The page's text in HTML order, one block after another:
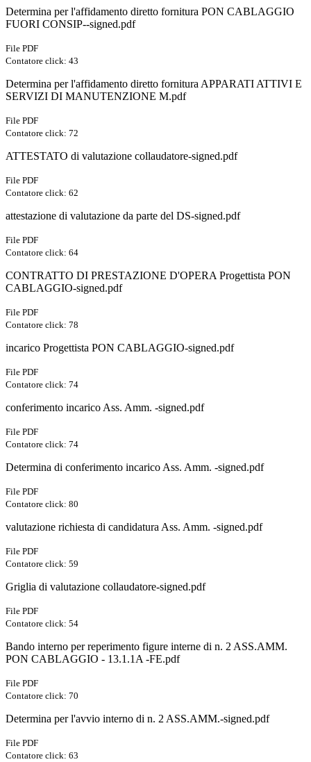
Determina per l'affidamento diretto fornitura PON CABLAGGIO
FUORI CONSIP--signed.pdf
File PDF
Contatore click: 43
Determina per l'affidamento diretto fornitura APPARATI ATTIVI E
SERVIZI DI MANUTENZIONE M.pdf
File PDF
Contatore click: 72
ATTESTATO di valutazione collaudatore-signed.pdf
File PDF
Contatore click: 62
attestazione di valutazione da parte del DS-signed.pdf
File PDF
Contatore click: 64
CONTRATTO DI PRESTAZIONE D'OPERA Progettista PON
CABLAGGIO-signed.pdf
File PDF
Contatore click: 78
incarico Progettista PON CABLAGGIO-signed.pdf
File PDF
Contatore click: 74
conferimento incarico Ass. Amm. -signed.pdf
File PDF
Contatore click: 74
Determina di conferimento incarico Ass. Amm. -signed.pdf
File PDF
Contatore click: 80
valutazione richiesta di candidatura Ass. Amm. -signed.pdf
File PDF
Contatore click: 59
Griglia di valutazione collaudatore-signed.pdf
File PDF
Contatore click: 54
Bando interno per reperimento figure interne di n. 2 ASS.AMM.
PON CABLAGGIO - 13.1.1A -FE.pdf
File PDF
Contatore click: 70
Determina per l'avvio interno di n. 2 ASS.AMM.-signed.pdf
File PDF
Contatore click: 63